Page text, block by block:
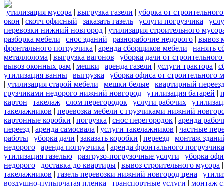
утилизация мусора | выгрузка газели | уборка от
окон | скотч офисный | заказать газель | услуги погрузчика |
перевозки нижний новгород | утилизация строительного
разборка мебели | снос зданий | разнорабочие недорого | вывоз
фронтального погрузчика | аренда сборщиков мебели | нанять
металлолома | выгрузка вагонов | уборка дачи от
вывоз оконных рам | мешки | аренда газели | услуги трактора |
утилизация ванны | выгрузка | уборка офиса от строительного
| утилизация старой мебели | мешки белые | квартирный
грузчиками недорого нижний новгород | утилизация батарей |
картон | такелаж | слом перегородок | услуги рабочих |
такелажников | перевозка мебели с грузчиками нижний
картонные коробки | погрузка | снос перегородок | аренда
переезд | аренда самосвала | услуги такелажников | частные
работы | уборка дачи | заказать коробки | переезд | монтаж
недорого | аренда погрузчика | аренда фронтального погрузчика
утилизация газелью | разгрузо-погрузочные услуги | уборка
недорого | доставка до квартиры | вывоз строительного мусора
такелажников | газель перевозки нижний новгород цена |
воздушно-пупырчатая пленка | транспортные услуги | монтаж